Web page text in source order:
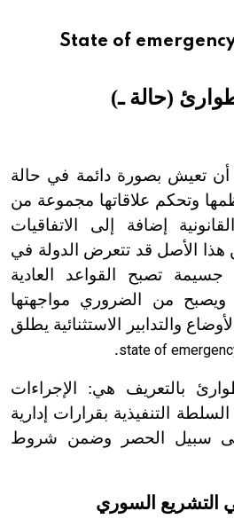
تطلق موسوعات جديدة في عام 2026
State of
(حالة ـ)
أن تعيش بصورة دائمة في حالة
وتحكم علاقاتها مجموعة من
إضافة إلى الاتفاقيات
هذا الأصل قد تتعرض الدولة في
تصبح القواعد العادية
ويصبح من الضروري مواجهتها
والتدابير الاستثنائية يطلق
state of
.
بالتعريف هي: الإجراءات
السلطة التنفيذية بقرارات إدارية
سبيل الحصر وضمن شروط
التشريع السوري